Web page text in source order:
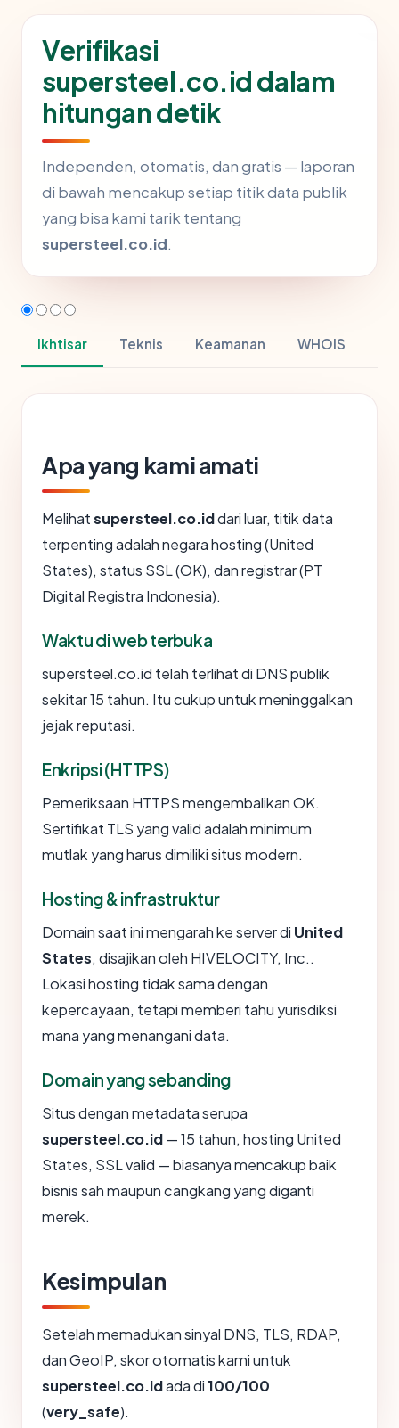
Verifikasi
supersteel.co.id dalam
hitungan detik
Independen, otomatis, dan gratis — laporan
di bawah mencakup setiap titik data publik
yang bisa kami tarik tentang
supersteel.co.id.
Ikhtisar Teknis Keamanan WHOIS
Apa yang kami amati
Melihatsupersteel.co.iddari luar, titik data
terpenting adalah negara hosting (United
States), status SSL (OK), dan registrar (PT
Digital Registra Indonesia).
Waktu di web terbuka
supersteel.co.id telah terlihat di DNS publik
sekitar 15 tahun. Itu cukup untuk meninggalkan
jejak reputasi.
Enkripsi (HTTPS)
Pemeriksaan HTTPS mengembalikan OK.
Sertifikat TLS yang valid adalah minimum
mutlak yang harus dimiliki situs modern.
Hosting & infrastruktur
Domain saat ini mengarah ke server di United
States, disajikan oleh HIVELOCITY, Inc..
Lokasi hosting tidak sama dengan
kepercayaan, tetapi memberi tahu yurisdiksi
mana yang menangani data.
Domain yang sebanding
Situs dengan metadata serupa
supersteel.co.id— 15 tahun, hosting United
States, SSL valid — biasanya mencakup baik
bisnis sah maupun cangkang yang diganti
merek.
Kesimpulan
Setelah memadukan sinyal DNS, TLS, RDAP,
dan GeoIP, skor otomatis kami untuk
supersteel.co.idada di100/100
(very_safe).